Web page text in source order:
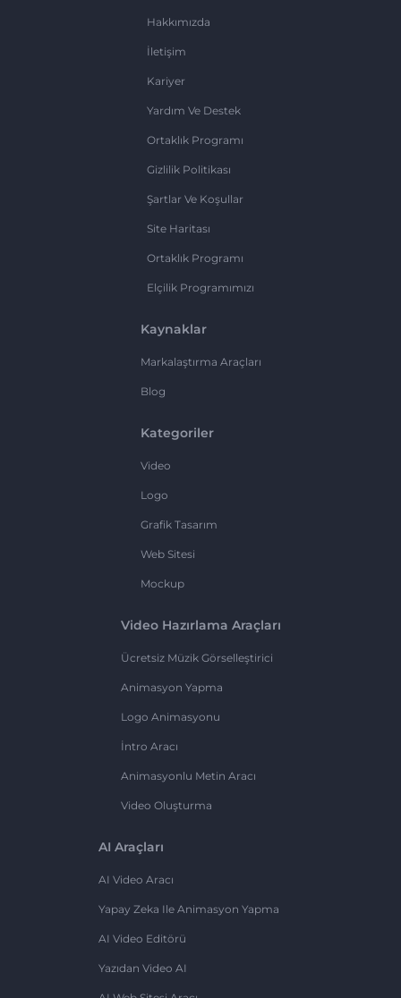
Hakkımızda
İletişim
Kariyer
Yardım Ve Destek
Ortaklık Programı
Gizlilik Politikası
Şartlar Ve Koşullar
Site Haritası
Ortaklık Programı
Elçilik Programımızı
Kaynaklar
Markalaştırma Araçları
Blog
Kategoriler
Video
Logo
Grafik Tasarım
Web Sitesi
Mockup
Video Hazırlama Araçları
Ücretsiz Müzik Görselleştirici
Animasyon Yapma
Logo Animasyonu
İntro Aracı
Animasyonlu Metin Aracı
Video Oluşturma
AI Araçları
AI Video Aracı
Yapay Zeka Ile Animasyon Yapma
AI Video Editörü
Yazıdan Video AI